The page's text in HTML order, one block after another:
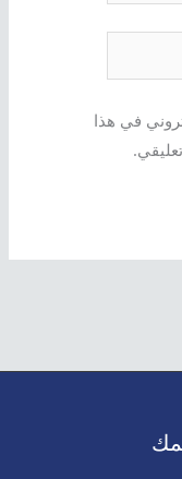
في هذا